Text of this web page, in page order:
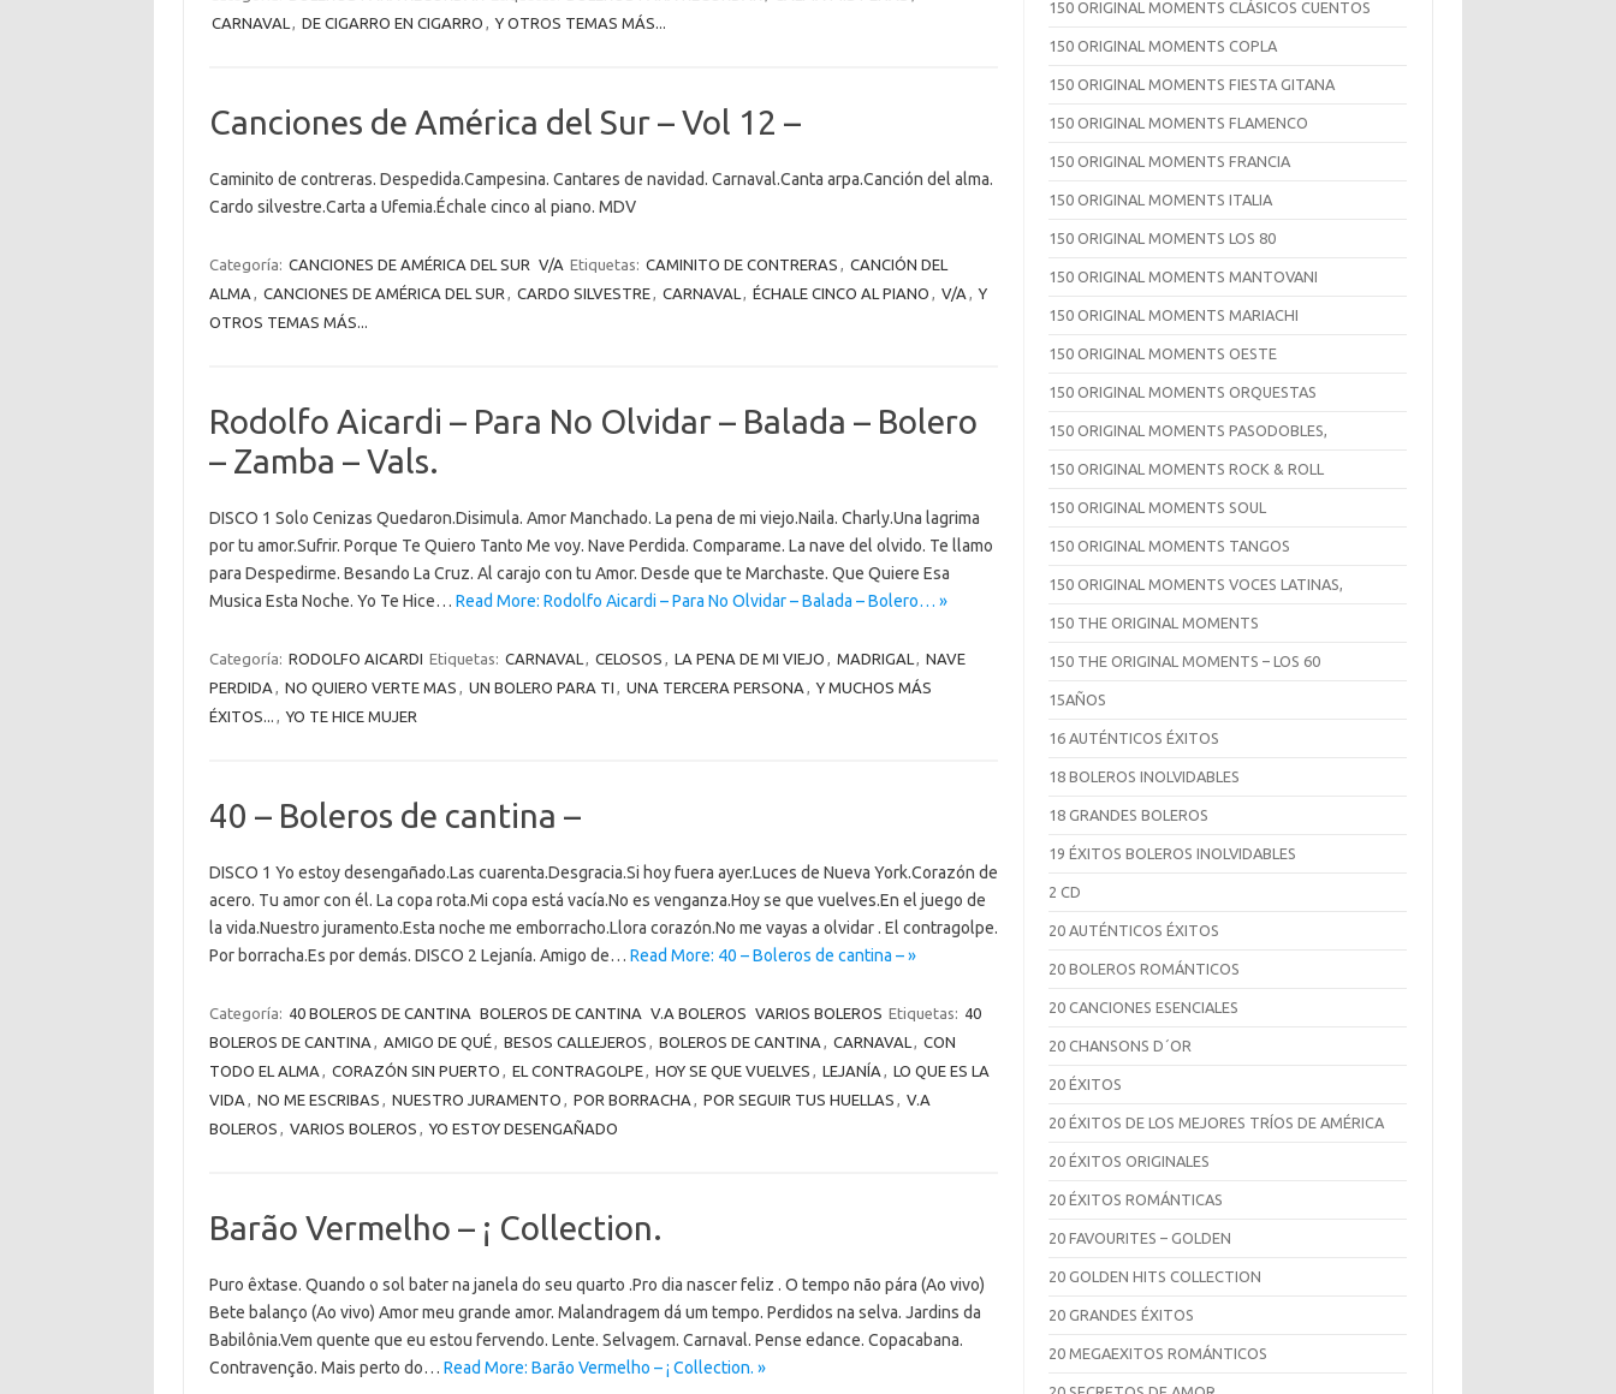
CARNAVAL , DE CIGARRO EN CIGARRO , Y OTROS TEMAS MÁS...
Canciones de América del Sur – Vol 12 –
Caminito de contreras. Despedida.Campesina. Cantares de navidad. Carnaval.Canta arpa.Canción del alma.
Cardo silvestre.Carta a Ufemia.Échale cinco al piano. MDV
Categoría: CANCIONES DE AMÉRICA DEL SUR V/A Etiquetas: CAMINITO DE CONTRERAS , CANCIÓN DEL
ALMA , CANCIONES DE AMÉRICA DEL SUR , CARDO SILVESTRE, CARNAVAL , ÉCHALE CINCO AL PIANO , V/A , Y
OTROS TEMAS MÁS...
Rodolfo Aicardi – Para No Olvidar – Balada – Bolero
– Zamba – Vals.
DISCO 1 Solo Cenizas Quedaron.Disimula. Amor Manchado. La pena de mi viejo.Naila. Charly.Una lagrima
por tu amor.Sufrir. Porque Te Quiero Tanto Me voy. Nave Perdida. Comparame. La nave del olvido. Te llamo
para Despedirme. Besando La Cruz. Al carajo con tu Amor. Desde que te Marchaste. Que Quiere Esa
Musica Esta Noche. Yo Te Hice… Read More: Rodolfo Aicardi – Para No Olvidar – Balada – Bolero… »
Categoría: RODOLFO AICARDI Etiquetas: CARNAVAL , CELOSOS , LA PENA DE MI VIEJO , MADRIGAL , NAVE
PERDIDA , NO QUIERO VERTE MAS , UN BOLERO PARA TI , UNA TERCERA PERSONA , Y MUCHOS MÁS
ÉXITOS... , YO TE HICE MUJER
40 – Boleros de cantina –
DISCO 1 Yo estoy desengañado.Las cuarenta.Desgracia.Si hoy fuera ayer.Luces de Nueva York.Corazón de
acero. Tu amor con él. La copa rota.Mi copa está vacía.No es venganza.Hoy se que vuelves.En el juego de
la vida.Nuestro juramento.Esta noche me emborracho.Llora corazón.No me vayas a olvidar . El contragolpe.
Por borracha.Es por demás. DISCO 2 Lejanía. Amigo de… Read More: 40 – Boleros de cantina – »
Categoría: 40 BOLEROS DE CANTINA BOLEROS DE CANTINA V.A BOLEROS VARIOS BOLEROS Etiquetas: 40
BOLEROS DE CANTINA , AMIGO DE QUÉ, BESOS CALLEJEROS , BOLEROS DE CANTINA , CARNAVAL , CON
TODO EL ALMA , CORAZÓN SIN PUERTO , EL CONTRAGOLPE, HOY SE QUE VUELVES , LEJANÍA , LO QUE ES LA
VIDA , NO ME ESCRIBAS , NUESTRO JURAMENTO , POR BORRACHA , POR SEGUIR TUS HUELLAS , V.A
BOLEROS , VARIOS BOLEROS , YO ESTOY DESENGAÑADO
Barão Vermelho – ¡ Collection.
Puro êxtase. Quando o sol bater na janela do seu quarto .Pro dia nascer feliz . O tempo não pára (Ao vivo)
Bete balanço (Ao vivo) Amor meu grande amor. Malandragem dá um tempo. Perdidos na selva. Jardins da
Babilônia.Vem quente que eu estou fervendo. Lente. Selvagem. Carnaval. Pense edance. Copacabana.
Contravenção. Mais perto do… Read More: Barão Vermelho – ¡ Collection. »
150 ORIGINAL MOMENTS CLÁSICOS CUENTOS
150 ORIGINAL MOMENTS COPLA
150 ORIGINAL MOMENTS FIESTA GITANA
150 ORIGINAL MOMENTS FLAMENCO
150 ORIGINAL MOMENTS FRANCIA
150 ORIGINAL MOMENTS ITALIA
150 ORIGINAL MOMENTS LOS 80
150 ORIGINAL MOMENTS MANTOVANI
150 ORIGINAL MOMENTS MARIACHI
150 ORIGINAL MOMENTS OESTE
150 ORIGINAL MOMENTS ORQUESTAS
150 ORIGINAL MOMENTS PASODOBLES,
150 ORIGINAL MOMENTS ROCK & ROLL
150 ORIGINAL MOMENTS SOUL
150 ORIGINAL MOMENTS TANGOS
150 ORIGINAL MOMENTS VOCES LATINAS,
150 THE ORIGINAL MOMENTS
150 THE ORIGINAL MOMENTS – LOS 60
15AÑOS
16 AUTÉNTICOS ÉXITOS
18 BOLEROS INOLVIDABLES
18 GRANDES BOLEROS
19 ÉXITOS BOLEROS INOLVIDABLES
2 CD
20 AUTÉNTICOS ÉXITOS
20 BOLEROS ROMÁNTICOS
20 CANCIONES ESENCIALES
20 CHANSONS D´OR
20 ÉXITOS
20 ÉXITOS DE LOS MEJORES TRÍOS DE AMÉRICA
20 ÉXITOS ORIGINALES
20 ÉXITOS ROMÁNTICAS
20 FAVOURITES – GOLDEN
20 GOLDEN HITS COLLECTION
20 GRANDES ÉXITOS
20 MEGAEXITOS ROMÁNTICOS